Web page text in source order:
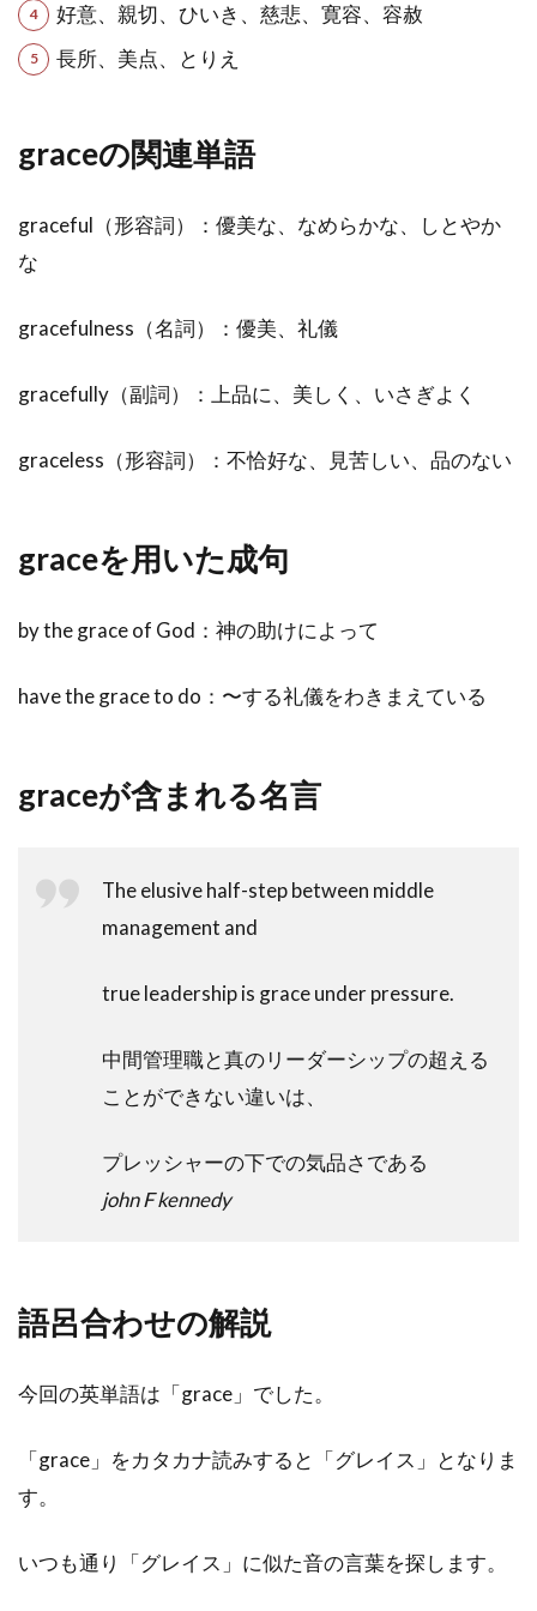
好意、親切、ひいき、慈悲、寛容、容赦
長所、美点、とりえ
graceの関連単語
graceful（形容詞）：優美な、なめらかな、しとやか
な
gracefulness（名詞）：優美、礼儀
gracefully（副詞）：上品に、美しく、いさぎよく
graceless（形容詞）：不恰好な、見苦しい、品のない
graceを用いた成句
by the grace of God：神の助けによって
have the grace to do：〜する礼儀をわきまえている
graceが含まれる名言
The elusive half-step between middle
management and
true leadership is grace under pressure.
中間管理職と真のリーダーシップの超える
ことができない違いは、
プレッシャーの下での気品さである
john F kennedy
語呂合わせの解説
今回の英単語は「grace」でした。
「grace」をカタカナ読みすると「グレイス」となりま
す。
いつも通り「グレイス」に似た音の言葉を探します。